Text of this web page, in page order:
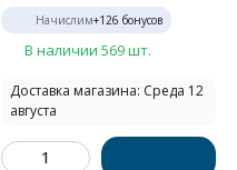
Начислим+126 бонусов
В наличии 569 шт.
Доставка магазина: Среда 12
августа